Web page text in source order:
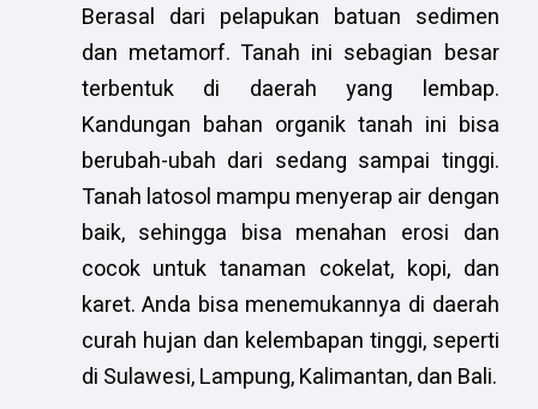
Berasal dari pelapukan batuan sedimen
dan metamorf. Tanah ini sebagian besar
terbentuk di daerah yang lembap.
Kandungan bahan organik tanah ini bisa
berubah-ubah dari sedang sampai tinggi.
Tanah latosol mampu menyerap air dengan
baik, sehingga bisa menahan erosi dan
cocok untuk tanaman cokelat, kopi, dan
karet. Anda bisa menemukannya di daerah
curah hujan dan kelembapan tinggi, seperti
di Sulawesi, Lampung, Kalimantan, dan Bali.